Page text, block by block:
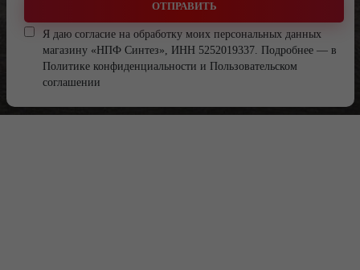
ОТПРАВИТЬ
Я даю согласие на обработку моих персональных данных
магазину «НПФ Синтез», ИНН 5252019337. Подробнее — в
Политике конфиденциальности и Пользовательском
соглашении